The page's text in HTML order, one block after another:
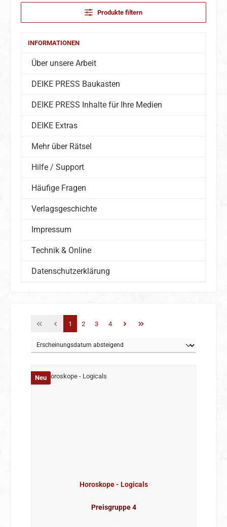
Produkte filtern
INFORMATIONEN
Über unsere Arbeit
DEIKE PRESS Baukasten
DEIKE PRESS Inhalte für Ihre Medien
DEIKE Extras
Mehr über Rätsel
Hilfe / Support
Häufige Fragen
Verlagsgeschichte
Impressum
Technik & Online
Datenschutzerklärung
Seite
1 Seite
2 Seite
3 Seite
4
Neu
Horoskope - Logicals
Preisgruppe 4